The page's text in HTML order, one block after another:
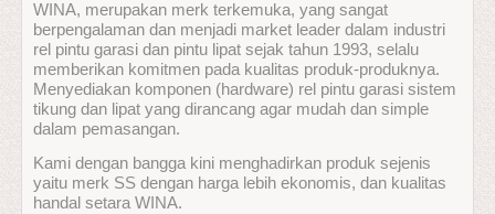
WINA, merupakan merk terkemuka, yang sangat
berpengalaman dan menjadi market leader dalam industri
rel pintu garasi dan pintu lipat sejak tahun 1993, selalu
memberikan komitmen pada kualitas produk-produknya.
Menyediakan komponen (hardware) rel pintu garasi sistem
tikung dan lipat yang dirancang agar mudah dan simple
dalam pemasangan.
Kami dengan bangga kini menghadirkan produk sejenis
yaitu merk SS dengan harga lebih ekonomis, dan kualitas
handal setara WINA.